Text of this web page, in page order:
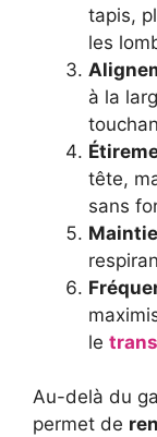
tapis,
les
à la
tête,
sans
le
Au-delà du
permet de